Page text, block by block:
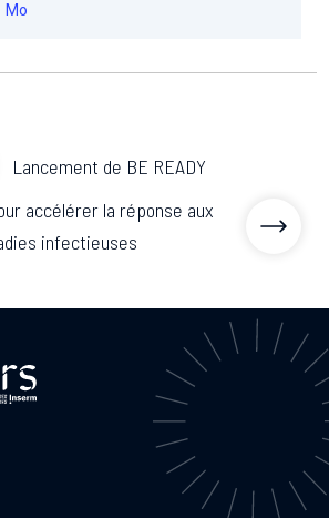
Mo
Lancement de BE READY
accélérer la réponse aux
infectieuses